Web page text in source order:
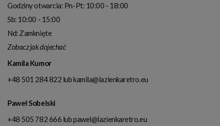
Godziny otwarcia: Pn-Pt: 10:00 - 18:00
Sb: 10:00 - 15:00
Nd: Zamknięte
Zobacz jak dojechać
Kamila Kumor
+48 501 284 822 lubkamila@lazienkaretro.eu
Paweł Sobelski
+48 505 782 666 lubpawel@lazienkaretro.eu